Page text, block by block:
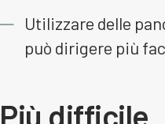
Utilizzare delle
può dirigere più
Più difficile